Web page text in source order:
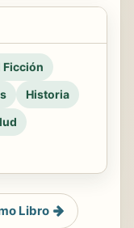
Ficción
Historia
Libro